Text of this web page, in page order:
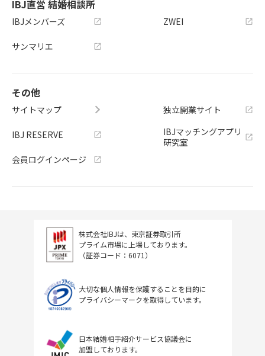
IBJ直営 結婚相談所
IBJメンバーズ
サンマリエ
ZWEI
その他
サイトマップ
IBJ RESERVE
会員ログインページ
独立開業サイト
IBJマッチングアプリ
研究室
株式会社IBJは、東京証券取引所
プライム市場に上場しております。
（証券コード：6071）
大切な個人情報を保護することを目的に
プライバシーマークを取得しています。
日本結婚相手紹介サービス協議会に
加盟しております。